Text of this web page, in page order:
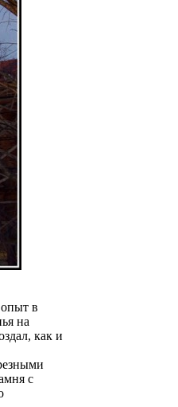
в
на
как и
с